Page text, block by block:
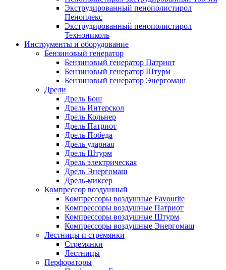
Экструдированный пенополистирол
Пеноплекс
Экструдированный пенополистирол
Технониколь
Инструменты и оборудование
Бензиновый генератор
Бензиновый генератор Патриот
Бензиновый генератор Штурм
Бензиновый генератор Энергомаш
Дрели
Дрель Бош
Дрель Интерскол
Дрель Кольнер
Дрель Патриот
Дрель Победа
Дрель ударная
Дрель Штурм
Дрель электрическая
Дрель Энергомаш
Дрель-миксер
Компрессор воздушный
Компрессоры воздушные Favourite
Компрессоры воздушные Патриот
Компрессоры воздушные Штурм
Компрессоры воздушные Энергомаш
Лестницы и стремянки
Стремянки
Лестницы
Перфораторы